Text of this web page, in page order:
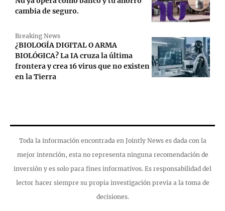
cambia de seguro.
Breaking News
¿BIOLOGÍA DIGITAL O ARMA
BIOLÓGICA? La IA cruza la última
frontera y crea 16 virus que no existen
en la Tierra
Toda la información encontrada en Jointly News es dada con la
mejor intención, esta no representa ninguna recomendación de
inversión y es solo para fines informativos. Es responsabilidad del
lector hacer siempre su propia investigación previa a la toma de
decisiones.